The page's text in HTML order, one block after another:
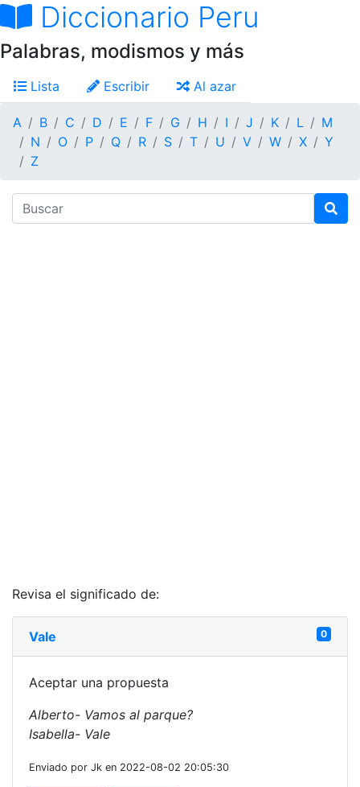
Diccionario Peru
Palabras, modismos y más
Lista Escribir Al azar
A B C D E F G H I J K L
M
N
O P Q R S T U V W X
Y
Z
Revisa el significado de:
Vale 0
Aceptar una propuesta
Alberto- Vamos al parque?
Isabella- Vale
Enviado por Jk en 2022-08-02 20:05:30